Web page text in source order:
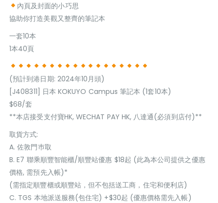
內頁及封面的小巧思
協助你打造美觀又整齊的筆記本
一套10本
1本40頁
(預計到港日期: 2024年10月頭)
[J408311] 日本 KOKUYO Campus 筆記本 (1套10本)
$68/套
**本店接受支付寶HK, WECHAT PAY HK, 八達通(必須到店付)**
取貨方式:
A. 佐敦門巿取
B. E7 聯乘順豐智能櫃/順豐站優惠 $18起 (此為本公司提供之優惠
價格, 需預先入帳)*
(需指定順豐櫃或順豐站，但不包括送工商，住宅和便利店)
C. TGS 本地派送服務(包住宅) +$30起 (優惠價格需先入帳)